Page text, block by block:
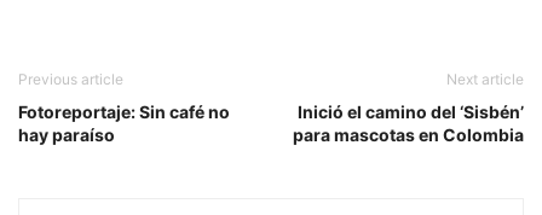
Previous article
Fotoreportaje: Sin café no
hay paraíso
Next article
Inició el camino del ‘Sisbén’
para mascotas en Colombia